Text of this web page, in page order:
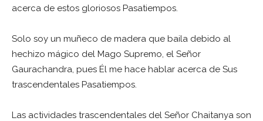
acerca de estos gloriosos Pasatiempos.
Solo soy un muñeco de madera que baila debido al
hechizo mágico del Mago Supremo, el Señor
Gaurachandra, pues Él me hace hablar acerca de Sus
trascendentales Pasatiempos.
Las actividades trascendentales del Señor Chaitanya son